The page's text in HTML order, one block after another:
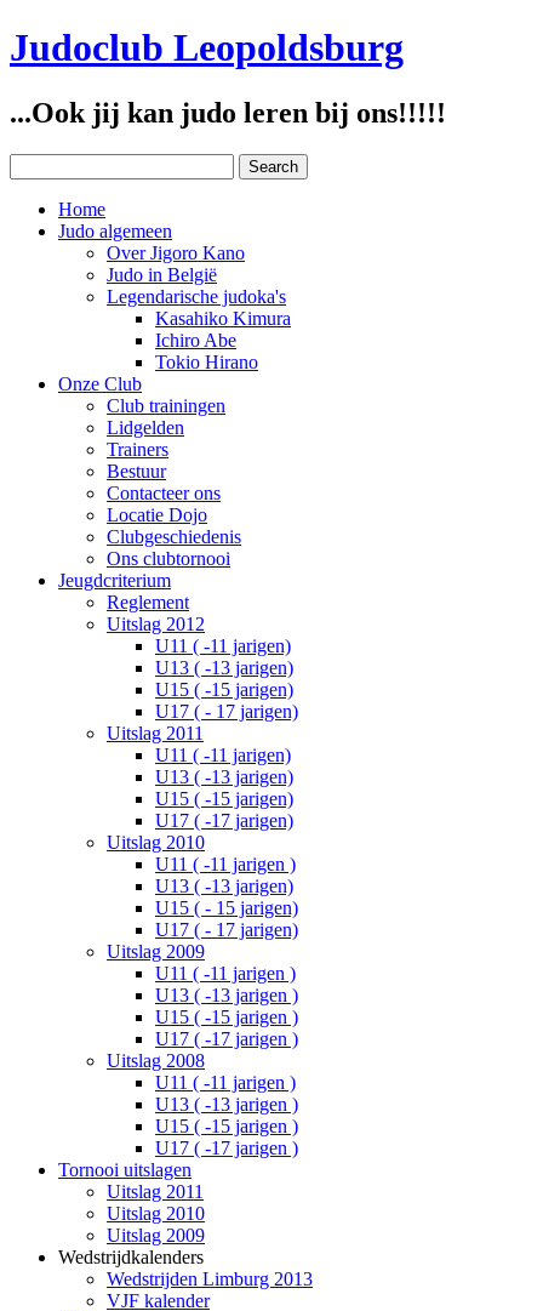
Judoclub Leopoldsburg
...Ook jij kan judo leren bij ons!!!!!
Home
Judo algemeen
Over Jigoro Kano
Judo in België
Legendarische judoka's
Kasahiko Kimura
Ichiro Abe
Tokio Hirano
Onze Club
Club trainingen
Lidgelden
Trainers
Bestuur
Contacteer ons
Locatie Dojo
Clubgeschiedenis
Ons clubtornooi
Jeugdcriterium
Reglement
Uitslag 2012
U11 ( -11 jarigen)
U13 ( -13 jarigen)
U15 ( -15 jarigen)
U17 ( - 17 jarigen)
Uitslag 2011
U11 ( -11 jarigen)
U13 ( -13 jarigen)
U15 ( -15 jarigen)
U17 ( -17 jarigen)
Uitslag 2010
U11 ( -11 jarigen )
U13 ( -13 jarigen)
U15 ( - 15 jarigen)
U17 ( - 17 jarigen)
Uitslag 2009
U11 ( -11 jarigen )
U13 ( -13 jarigen )
U15 ( -15 jarigen )
U17 ( -17 jarigen )
Uitslag 2008
U11 ( -11 jarigen )
U13 ( -13 jarigen )
U15 ( -15 jarigen )
U17 ( -17 jarigen )
Tornooi uitslagen
Uitslag 2011
Uitslag 2010
Uitslag 2009
Wedstrijdkalenders
Wedstrijden Limburg 2013
VJF kalender